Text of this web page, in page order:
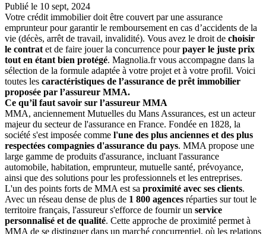
Publié le 10 sept, 2024
Votre crédit immobilier doit être couvert par une assurance
emprunteur pour garantir le remboursement en cas d’accidents de la
vie (décès, arrêt de travail, invalidité). Vous avez le droit de choisir
le contrat et de faire jouer la concurrence pourpayer le juste prix
tout en étant bien protégé. Magnolia.fr vous accompagne dans la
sélection de la formule adaptée à votre projet et à votre profil. Voici
toutes les caractéristiques de l’assurance de prêt immobilier
proposée par l’assureur MMA.
Ce qu’il faut savoir sur l’assureur MMA
MMA, anciennement Mutuelles du Mans Assurances, est un acteur
majeur du secteur de l'assurance en France. Fondée en 1828, la
société s'est imposée comme l'une des plus anciennes et des plus
respectées compagnies d'assurance du pays. MMA propose une
large gamme de produits d'assurance, incluant l'assurance
automobile, habitation, emprunteur, mutuelle santé, prévoyance,
ainsi que des solutions pour les professionnels et les entreprises.
L'un des points forts de MMA est sa proximité avec ses clients.
Avec un réseau dense de plus de 1 800 agences réparties sur tout le
territoire français, l'assureur s'efforce de fournir un service
personnalisé et de qualité. Cette approche de proximité permet à
MMA de se distinguer dans un marché concurrentiel, où les relations